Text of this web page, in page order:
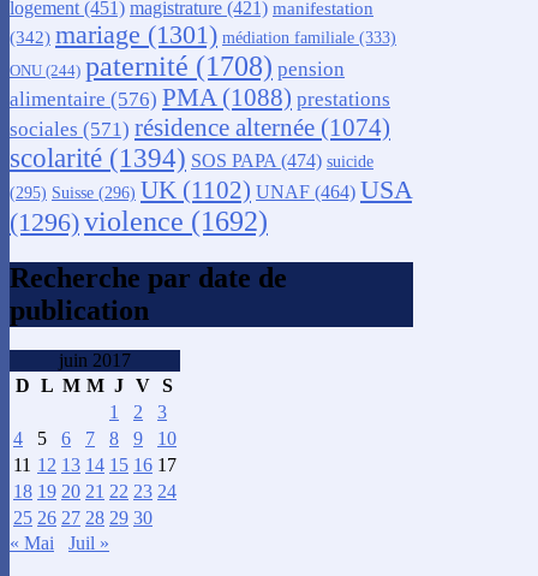
logement (451) magistrature (421) manifestation
(342) mariage (1301) médiation familiale (333)
ONU (244) paternité (1708) pension
alimentaire (576) PMA (1088) prestations
sociales (571) résidence alternée (1074)
scolarité (1394) SOS PAPA (474) suicide
(295) Suisse (296) UK (1102) UNAF (464) USA
(1296)violence (1692)
Recherche par date de
publication
juin 2017
D L M M J V S
1
2
3
4
5 6 7 8 9
10
11 12 13 14 15 16 17
18 19 20 21 22 23 24
25 26 27 28 29 30
« Mai
Juil »